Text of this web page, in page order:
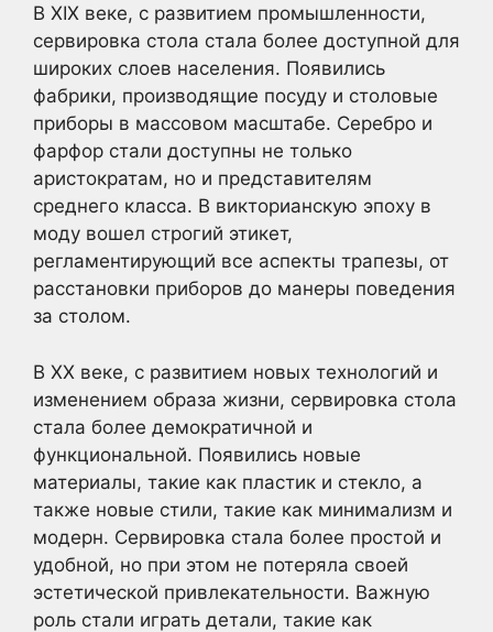
В XIX веке, с развитием промышленности,
сервировка стола стала более доступной для
широких слоев населения. Появились
фабрики, производящие посуду и столовые
приборы в массовом масштабе. Серебро и
фарфор стали доступны не только
аристократам, но и представителям
среднего класса. В викторианскую эпоху в
моду вошел строгий этикет,
регламентирующий все аспекты трапезы, от
расстановки приборов до манеры поведения
за столом.
В XX веке, с развитием новых технологий и
изменением образа жизни, сервировка стола
стала более демократичной и
функциональной. Появились новые
материалы, такие как пластик и стекло, а
также новые стили, такие как минимализм и
модерн. Сервировка стала более простой и
удобной, но при этом не потеряла своей
эстетической привлекательности. Важную
роль стали играть детали, такие как